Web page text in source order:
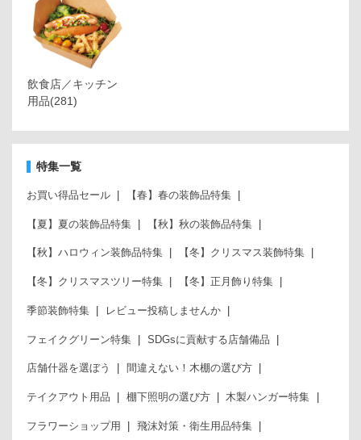
飲食店／キッチン
用品(281)
特集一覧
お買い得品セール 【春】春の装飾品特集
【夏】夏の装飾品特集 【秋】秋の装飾品特集
【秋】ハロウィン装飾品特集 【冬】クリスマス装飾特集
【冬】クリスマスツリー特集 【冬】正月飾り特集
季節装飾特集 レビュー投稿しませんか
フェイクグリーン特集 SDGsに貢献する店舗備品
店舗什器を選ぼう 間違えない！木棚の選び方
テイクアウト用品 棚下照明の選び方 木製ハンガー特集
フラワーショップ用 飛沫対策・衛生用品特集